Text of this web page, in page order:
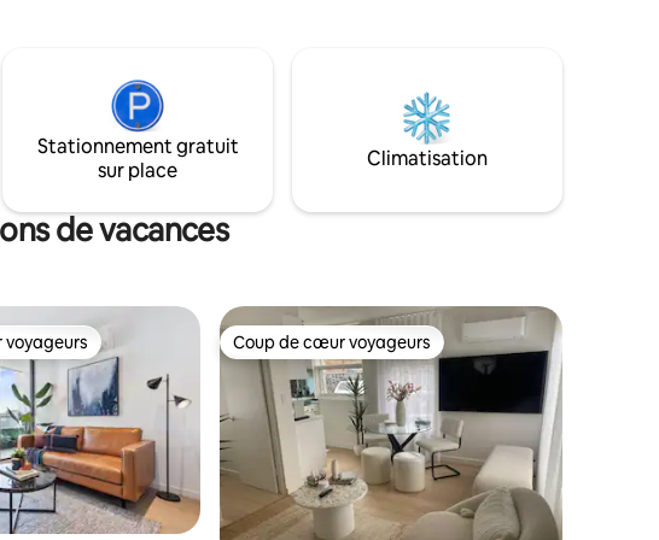
les jardins, à quinze
5 minutes à pied, ce qui vous permet
d'accéder au centre-ville de Melbourne
et à tous les événements sportifs et
la cuisine, du café en dosettes et du thé.
Stationnement gratuit
sur place
Climatisation
de vacances
les plus appréciés Coup de cœur voyageurs
Coup de cœur voyageurs